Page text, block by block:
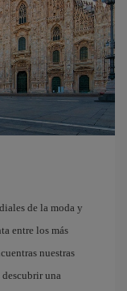
de la moda y
entre los más
nuestras
descubrir una